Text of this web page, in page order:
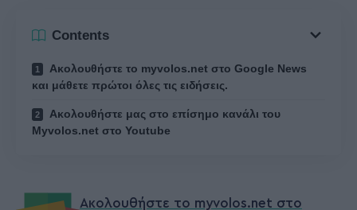
Contents
Ακολουθήστε το myvolos.net στο Google News
και μάθετε πρώτοι όλες τις ειδήσεις.
Ακολουθήστε μας στο επίσημο κανάλι του
Myvolos.net στο Youtube
Ακολουθήστε το myvolos.net στο